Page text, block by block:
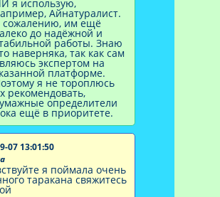
я использую,
Айнатуралист.
сожалению, им ещё
до надёжной и
работы. Знаю
наверняка, так как сам
экспертом на
платформе.
я не тороплюсь
рекомендовать,
определители
ещё в приоритете.
07 13:01:50
я поймала очень
таракана свяжитесь